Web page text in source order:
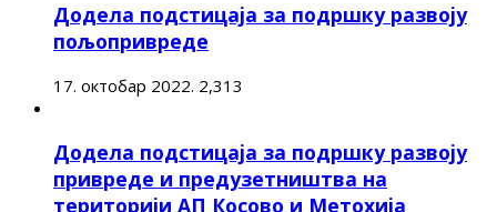
Додела подстицаја за подршку развоју
пољопривреде
17. октобар 2022. 2,313
Додела подстицаја за подршку развоју
привреде и предузетништва на
територији АП Косово и Метохија